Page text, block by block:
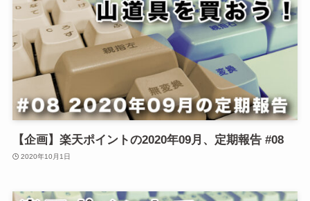
【企画】楽天ポイントの2020年09月、定期報告 #08
2020年10月1日